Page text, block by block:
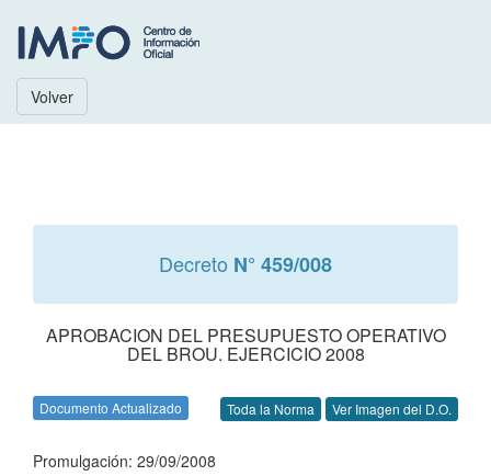
Volver
Decreto N° 459/008
APROBACION DEL PRESUPUESTO OPERATIVO
DEL BROU. EJERCICIO 2008
Documento Actualizado Toda la Norma Ver Imagen del D.O.
Promulgación: 29/09/2008